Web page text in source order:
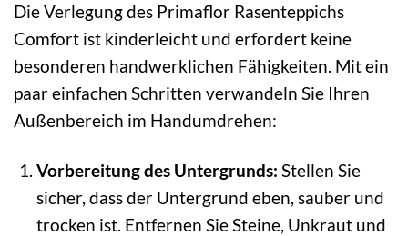
Die Verlegung des Primaflor Rasenteppichs
Comfort ist kinderleicht und erfordert keine
besonderen handwerklichen Fähigkeiten. Mit ein
paar einfachen Schritten verwandeln Sie Ihren
Außenbereich im Handumdrehen:
Vorbereitung des Untergrunds: Stellen Sie
sicher, dass der Untergrund eben, sauber und
trocken ist. Entfernen Sie Steine, Unkraut und